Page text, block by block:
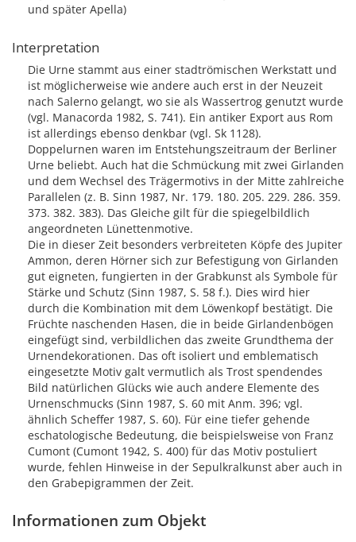
und später Apella)
Interpretation
Die Urne stammt aus einer stadtrömischen Werkstatt und
ist möglicherweise wie andere auch erst in der Neuzeit
nach Salerno gelangt, wo sie als Wassertrog genutzt wurde
(vgl. Manacorda 1982, S. 741). Ein antiker Export aus Rom
ist allerdings ebenso denkbar (vgl. Sk 1128).
Doppelurnen waren im Entstehungszeitraum der Berliner
Urne beliebt. Auch hat die Schmückung mit zwei Girlanden
und dem Wechsel des Trägermotivs in der Mitte zahlreiche
Parallelen (z. B. Sinn 1987, Nr. 179. 180. 205. 229. 286. 359.
373. 382. 383). Das Gleiche gilt für die spiegelbildlich
angeordneten Lünettenmotive.
Die in dieser Zeit besonders verbreiteten Köpfe des Jupiter
Ammon, deren Hörner sich zur Befestigung von Girlanden
gut eigneten, fungierten in der Grabkunst als Symbole für
Stärke und Schutz (Sinn 1987, S. 58 f.). Dies wird hier
durch die Kombination mit dem Löwenkopf bestätigt. Die
Früchte naschenden Hasen, die in beide Girlandenbögen
eingefügt sind, verbildlichen das zweite Grundthema der
Urnendekorationen. Das oft isoliert und emblematisch
eingesetzte Motiv galt vermutlich als Trost spendendes
Bild natürlichen Glücks wie auch andere Elemente des
Urnenschmucks (Sinn 1987, S. 60 mit Anm. 396; vgl.
ähnlich Scheffer 1987, S. 60). Für eine tiefer gehende
eschatologische Bedeutung, die beispielsweise von Franz
Cumont (Cumont 1942, S. 400) für das Motiv postuliert
wurde, fehlen Hinweise in der Sepulkralkunst aber auch in
den Grabepigrammen der Zeit.
Informationen zum Objekt